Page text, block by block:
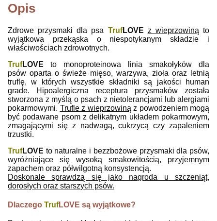
Opis
Zdrowe przysmaki dla psa TrufLOVE z wieprzowiną to
wyjątkowa przekąska o niespotykanym składzie i
właściwościach zdrowotnych.
TrufLOVE to monoproteinowa linia smakołyków dla
psów oparta o świeże mięso, warzywa, zioła oraz letnią
truflę, w których wszystkie składniki są jakości human
grade.
Hipoalergiczna receptura przysmaków została
stworzona z myślą o psach z nietolerancjami lub alergiami
pokarmowymi. Trufle z wieprzowiną z powodzeniem mogą
być podawane psom z delikatnym układem pokarmowym,
zmagającymi się z nadwagą, cukrzycą czy zapaleniem
trzustki.
TrufLOVE to naturalne i bezzbożowe przysmaki dla psów,
wyróżniające się wysoką smakowitością, przyjemnym
zapachem oraz półwilgotną konsystencją.
Doskonale sprawdzą się jako nagroda u szczeniąt,
dorosłych oraz starszych psów.
Dlaczego TrufLOVE są wyjątkowe?